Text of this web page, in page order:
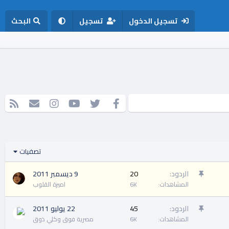
تسجيل الدخول تسجيل البحث
فيسبوك تويتر youtube
Instagram إتصل بنا
تصفيات
م
ب
ت
الردود 20
المشاهدات 6K
9 ديسمبر 2011
اميرة القلوب
م
الردود 45
المشاهدات 6K
22 يوليو 2011
مصرية فوق وكلي ذوق